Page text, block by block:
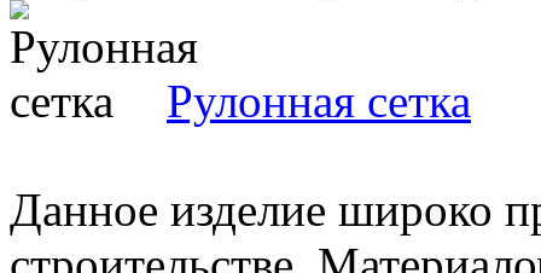
Рулонная сетка
Данное изделие широко